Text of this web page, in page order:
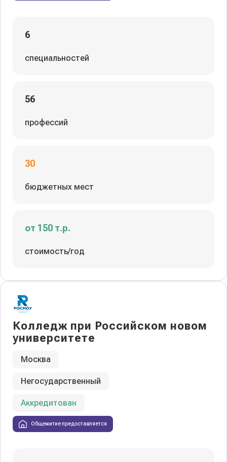
6
специальностей
56
профессий
30
бюджетных мест
от 150 т.р.
стоимость/год
Колледж при Российском новом
университете
Москва
Негосударственный
Аккредитован
Общежитие предоставляется